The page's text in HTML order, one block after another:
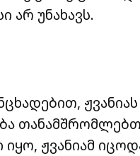
არ უნახავს.
ჟვანიას
ჟვანიამ